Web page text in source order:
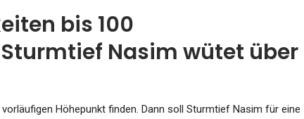
bis 100
Nasim wütet über
Höhepunkt finden. Dann soll Sturmtief Nasim für eine
Eishockey: NHL-Star Seider
Unterschreibt Millionenvertrag
Sep 19, 2024